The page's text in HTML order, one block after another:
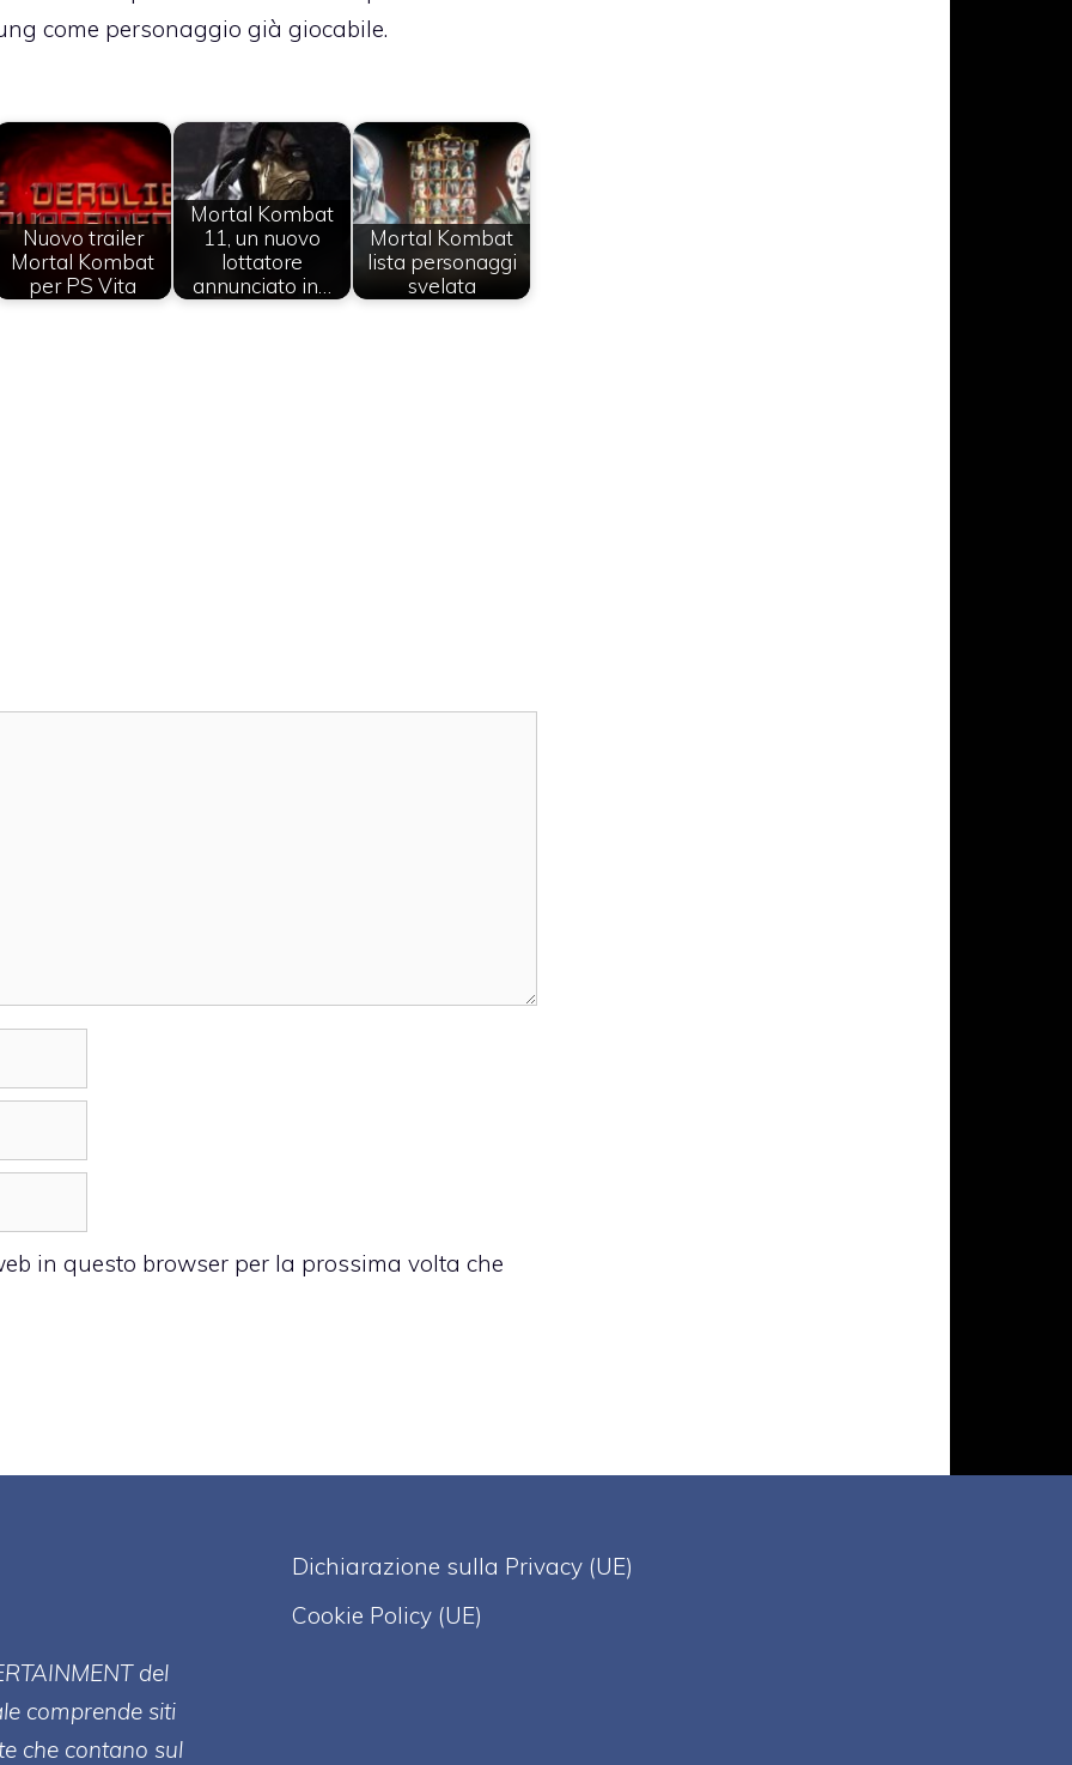
come personaggio già giocabile.
Nuovo trailer
Mortal Kombat
per PS Vita
Mortal Kombat
11, un nuovo
lottatore
annunciato in…
Mortal Kombat
lista personaggi
svelata
in questo browser per la prossima volta che
AINMENT del
comprende siti
che contano sul
Dichiarazione sulla Privacy (UE)
Cookie Policy (UE)